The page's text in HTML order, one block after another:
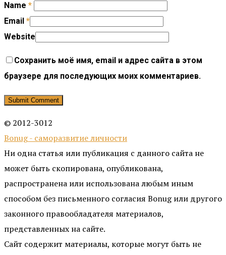
Name *
Email *
Website
Сохранить моё имя, email и адрес сайта в этом
браузере для последующих моих комментариев.
© 2012-3012
Bonug - саморазвитие личности
Ни одна статья или публикация с данного сайта не
может быть скопирована, опубликована,
распространена или использована любым иным
способом без письменного согласия Bonug или другого
законного правообладателя материалов,
представленных на сайте.
Сайт содержит материалы, которые могут быть не